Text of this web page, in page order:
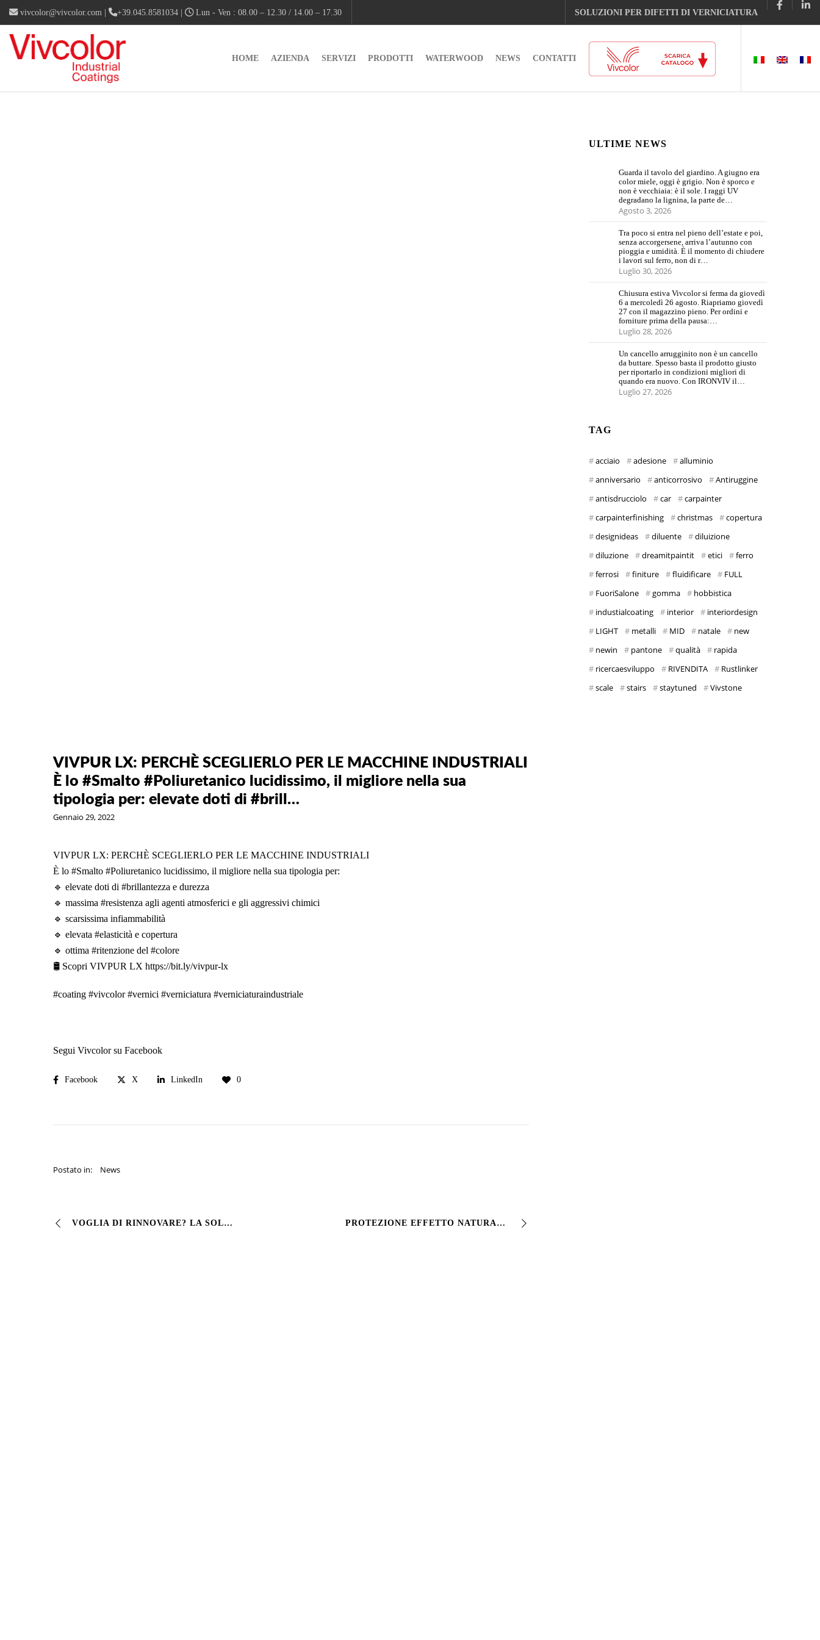
vivcolor@vivcolor.com | +39.045.8581034 | Lun - Ven : 08.00 – 12.30 / 14.00 – 17.30 SOLUZIONI PER DIFETTI DI VERNICIATURA
HOME AZIENDA SERVIZI PRODOTTI WATERWOOD NEWS CONTATTI
VIVPUR LX: PERCHÈ SCEGLIERLO PER LE MACCHINE INDUSTRIALI
È lo #Smalto #Poliuretanico lucidissimo, il migliore nella sua
tipologia per: elevate doti di #brill…
Gennaio 29, 2022
VIVPUR LX: PERCHÈ SCEGLIERLO PER LE MACCHINE INDUSTRIALI
È lo #Smalto #Poliuretanico lucidissimo, il migliore nella sua tipologia per:
🔹 elevate doti di #brillantezza e durezza
🔹 massima #resistenza agli agenti atmosferici e gli aggressivi chimici
🔹 scarsissima infiammabilità
🔹 elevata #elasticità e copertura
🔹 ottima #ritenzione del #colore
🛢 Scopri VIVPUR LX https://bit.ly/vivpur-lx
#coating #vivcolor #vernici #verniciatura #verniciaturaindustriale
Segui Vivcolor su Facebook
Facebook X LinkedIn 0
Postato in: News
VOGLIA DI RINNOVARE? LA SOLUZIONE E’ VIVSINT® #Smalto sintetico a pennello per #ferro e #legno. Con un ampia gamma colori, Vivsint è una pittura di finitura si… PROTEZIONE EFFETTO NATURALE? VIVSTONE Protettivo trasparente idrorepellente a solvente filmogeno per pietre a vista, calcestruzzo, cemento, mattoni in cotto, m…
ULTIME NEWS
Guarda il tavolo del giardino. A giugno era
color miele, oggi è grigio. Non è sporco e
non è vecchiaia: è il sole. I raggi UV
degradano la lignina, la parte de…
Agosto 3, 2026
Tra poco si entra nel pieno dell’estate e poi,
senza accorgersene, arriva l’autunno con
pioggia e umidità. È il momento di chiudere
i lavori sul ferro, non di r…
Luglio 30, 2026
Chiusura estiva Vivcolor si ferma da giovedì
6 a mercoledì 26 agosto. Riapriamo giovedì
27 con il magazzino pieno. Per ordini e
forniture prima della pausa:…
Luglio 28, 2026
Un cancello arrugginito non è un cancello
da buttare. Spesso basta il prodotto giusto
per riportarlo in condizioni migliori di
quando era nuovo. Con IRONVIV il…
Luglio 27, 2026
TAG
acciaio adesione
alluminio
anniversario
anticorrosivo
Antiruggine
antisdrucciolo
car
carpainter
carpainterfinishing
christmas
copertura
designideas
diluente
diluizione
diluzione
dreamitpaintit etici
ferro
ferrosi
finiture fluidificare
FULL
FuoriSalone
gomma
hobbistica
industialcoating
interior
interiordesign
LIGHT
metalli MID natale
new
newin
pantone qualità
rapida
ricercaesviluppo
RIVENDITA
Rustlinker
scale
stairs staytuned Vivstone